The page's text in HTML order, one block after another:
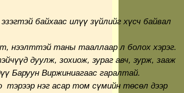
байхаас илүү зүйлийг хүсч байвал
нээлттэй таны тааллаар л болох хэрэг.
дуулж, зохиож, зураг авч, зурж, зааж
Баруун Виржиниагаас гаралтай.
нэг асар том сүмийн төсөл дээр